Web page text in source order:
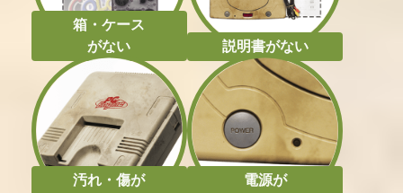
箱・ケース
がない
説明書がない
汚れ・傷が
電源が